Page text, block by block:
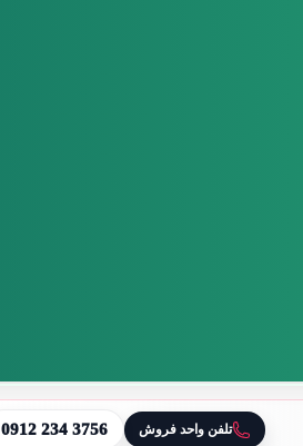
تلفن واحد فروش 0912 234 3756